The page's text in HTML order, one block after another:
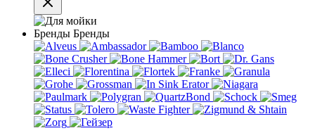
Бренды Бренды